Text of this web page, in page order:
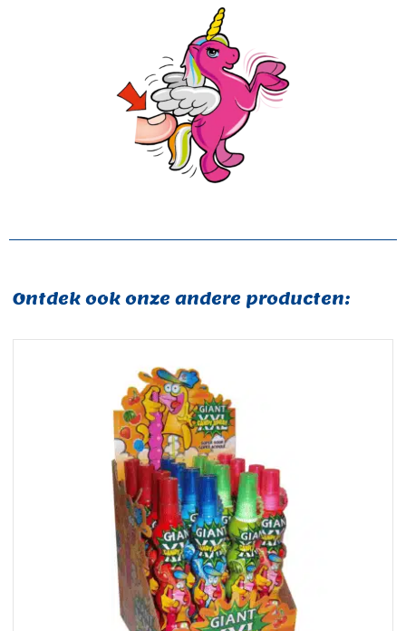
Ontdek ook onze andere producten: